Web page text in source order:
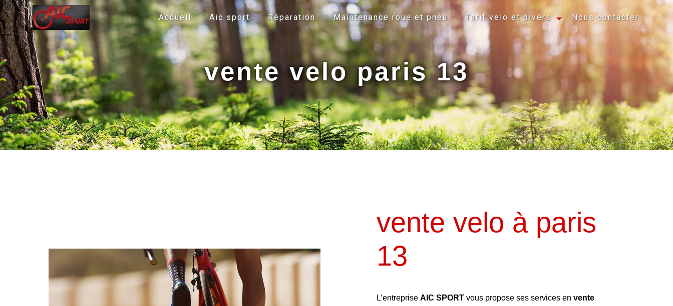
Accueil Aic sport Réparation Maintenance roue et pneu Tarif velo et divers Nous contacter
vente velo paris 13
vente velo à paris
13
L’entreprise AIC SPORT vous propose ses services en vente
Panneau de gestion des cookies